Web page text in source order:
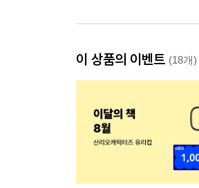
이 상품의 이벤트 (18개)